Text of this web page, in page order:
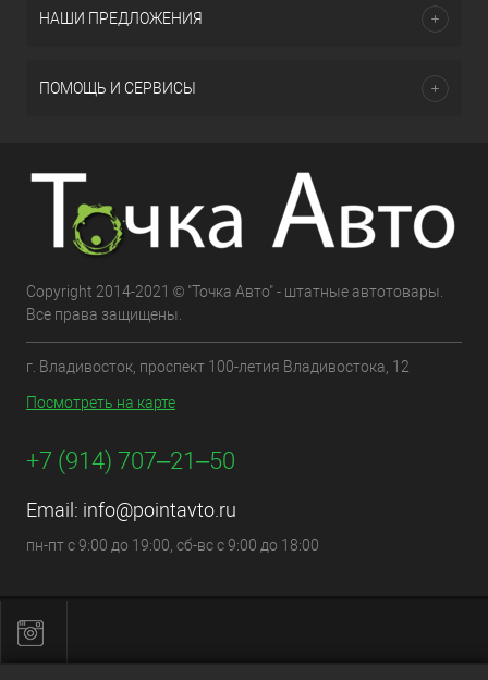
НАШИ ПРЕДЛОЖЕНИЯ
ПОМОЩЬ И СЕРВИСЫ
Copyright 2014-2021 © "Точка Авто" - штатные автотовары.
Все права защищены.
г. Владивосток, проспект 100-летия Владивостока, 12
Посмотреть на карте
+7 (914) 707‒21‒50
Email: info@pointavto.ru
пн-пт с 9:00 до 19:00, сб-вс с 9:00 до 18:00